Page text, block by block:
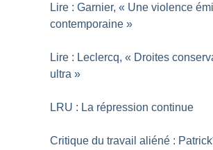
Lire : Garnier, « Une violence
contemporaine »
Lire : Leclercq, « Droites
ultra »
LRU : La répression continue
Critique du travail aliéné :